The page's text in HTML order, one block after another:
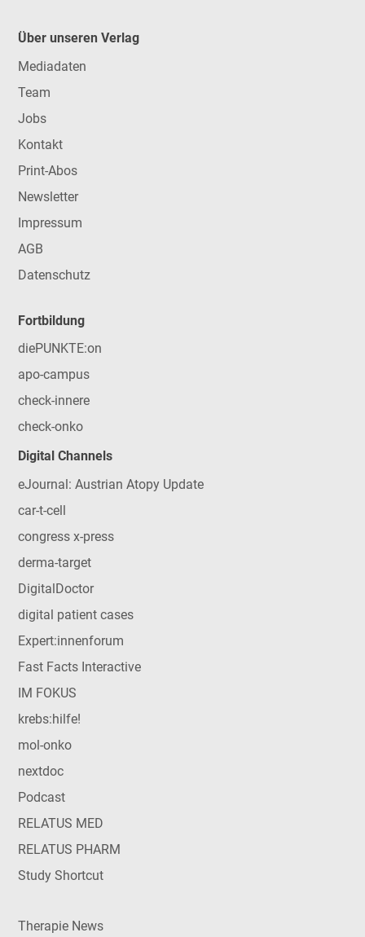
Über unseren Verlag
Mediadaten
Team
Jobs
Kontakt
Print-Abos
Newsletter
Impressum
AGB
Datenschutz
Fortbildung
diePUNKTE:on
apo-campus
check-innere
check-onko
Digital Channels
eJournal: Austrian Atopy Update
car-t-cell
congress x-press
derma-target
DigitalDoctor
digital patient cases
Expert:innenforum
Fast Facts Interactive
IM FOKUS
krebs:hilfe!
mol-onko
nextdoc
Podcast
RELATUS MED
RELATUS PHARM
Study Shortcut
Therapie News